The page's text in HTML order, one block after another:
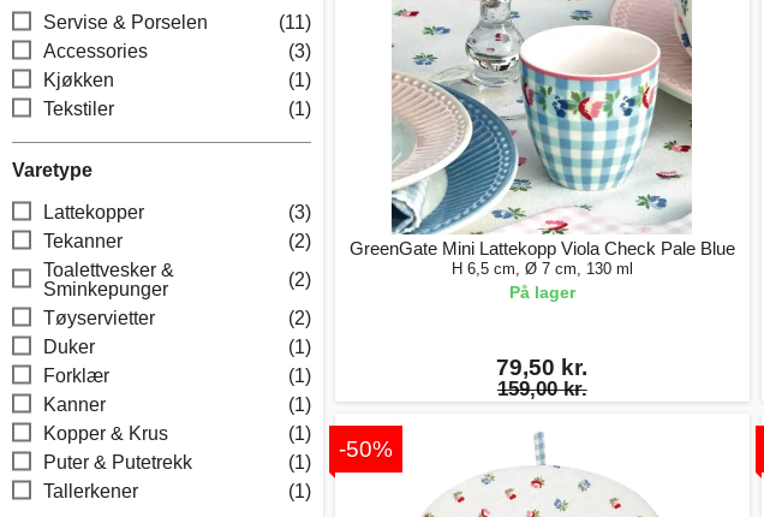
Servise & Porselen
(11)
Accessories
(3)
Kjøkken
(1)
Tekstiler
(1)
Varetype
Lattekopper
(3)
Tekanner
(2)
Toalettvesker &
Sminkepunger
(2)
Tøyservietter
(2)
Duker
(1)
Forklær
(1)
Kanner
(1)
Kopper & Krus
(1)
Puter & Putetrekk
(1)
Tallerkener
(1)
GreenGate Mini Lattekopp Viola Check Pale Blue
H 6,5 cm, Ø 7 cm, 130 ml
På lager
79,50 kr.
159,00 kr.
-50%